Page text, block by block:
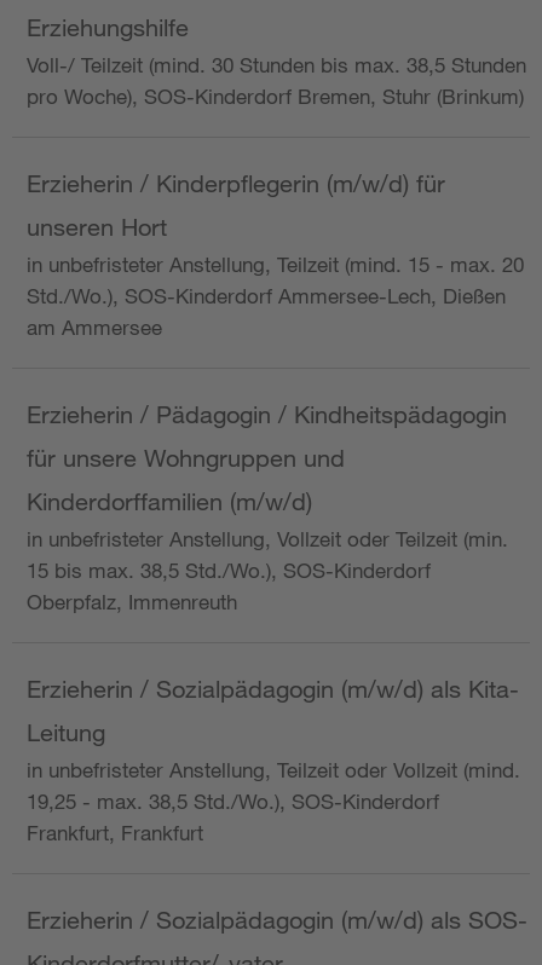
Erziehungshilfe
Voll-/ Teilzeit (mind. 30 Stunden bis max. 38,5 Stunden
pro Woche), SOS-Kinderdorf Bremen, Stuhr (Brinkum)
Erzieherin / Kinderpflegerin (m/w/d) für
unseren Hort
in unbefristeter Anstellung, Teilzeit (mind. 15 - max. 20
Std./Wo.), SOS-Kinderdorf Ammersee-Lech, Dießen
am Ammersee
Erzieherin / Pädagogin / Kindheitspädagogin
für unsere Wohngruppen und
Kinderdorffamilien (m/w/d)
in unbefristeter Anstellung, Vollzeit oder Teilzeit (min.
15 bis max. 38,5 Std./Wo.), SOS-Kinderdorf
Oberpfalz, Immenreuth
Erzieherin / Sozialpädagogin (m/w/d) als Kita-
Leitung
in unbefristeter Anstellung, Teilzeit oder Vollzeit (mind.
19,25 - max. 38,5 Std./Wo.), SOS-Kinderdorf
Frankfurt, Frankfurt
Erzieherin / Sozialpädagogin (m/w/d) als SOS-